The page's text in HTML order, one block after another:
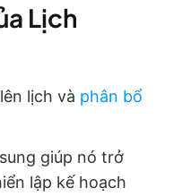
Lịch
lịch và phân bổ
giúp nó trở
lập kế hoạch